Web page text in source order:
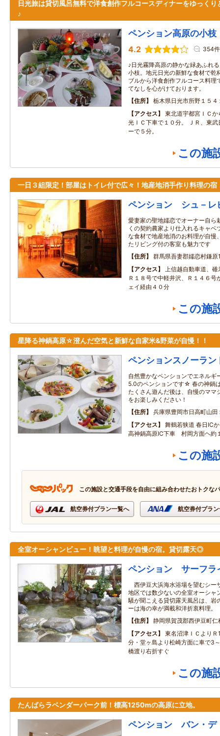
日光旅は貸切風呂無料で洋食創作フルコースディナーをゆっくり
♪
ペンション高原の小枝
4.2 354件
♪日光霧降高原の静かな緑あふれ
小枝。地元日光の新鮮な食材で乾
ブルから洋食創作フルコース料理
てなしを心がけております。
住所
栃木県日光市所野１５４
アクセス
東北道宇都宮ＩＣ
光ＩＣ下車で１０分。 ＪＲ、東
ーで５分。
この施
一日３組限定！部屋はトイレ付で広々！地産地消手作り料理の宿
ペンション シュ－レ
愛妻家の聖地嬬恋でオーナー自ら
くの契約農家より仕入れるキャベ
な食材で地産地消のお料理が自慢
たリビング付の客室も魅力です
住所
群馬県吾妻郡嬬恋村鎌
アクセス
上信越自動車道、
Ｒ１８号で中軽井沢、Ｒ１４６号
ェイ経由４０分
この施
星降る神鍋高原☆澄んだ空気と新鮮な自家米&野菜が自慢！！
ペンションスノーラン
自然豊かなペンションでエネルギ
5.0のペンションです☆ 春の神鍋
たくさん遊んだ後は、自慢のママ
をお楽しみください！
住所
兵庫県豊岡市日高町山田
アクセス
舞鶴若狭道 春日IC
高神鍋高原IC下車 村岡方面ヘ約
この施
この施設と交通手段を自由に組み合わせたおトクな
航空券付プラン一覧へ 航空券付プラ
全室オーシャンビュー！眺望と料理が自慢の宿。貸切露天◎
ペンション サーフラ
西伊豆大浜海水浴場を望むシー
地区では数少ないの全室オーシャ
騒が聞こえる貸切露天風呂は、岩
ーは海の幸が満載和洋折衷料理。
住所
静岡県賀茂郡西伊豆町
アクセス
東名沼津ＩＣより
分・堂ヶ島より松崎方面に車で3
橋渡り右折すぐ
この施
たんばらラベンダーパーク前！標高1250mの高原に立地。
ペンション バン・デ